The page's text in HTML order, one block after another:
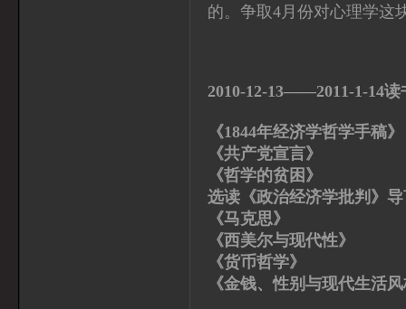
的。争取4月份对心理学这
2010-12-13——2011-1-14读
《1844年经济学哲
《共产党宣言》
《哲学的贫困
选读《政治经济学批判》
《马克思》 [美]
《西美尔与现代性
《货币哲学》
《金钱、性别与现代